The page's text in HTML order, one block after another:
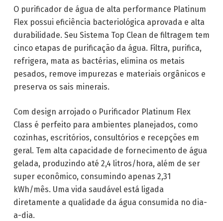
O purificador de água de alta performance Platinum
Flex possui eficiência bacteriológica aprovada e alta
durabilidade. Seu Sistema Top Clean de filtragem tem
cinco etapas de purificação da água. Filtra, purifica,
refrigera, mata as bactérias, elimina os metais
pesados, remove impurezas e materiais orgânicos e
preserva os sais minerais.
Com design arrojado o Purificador Platinum Flex
Class é perfeito para ambientes planejados, como
cozinhas, escritórios, consultórios e recepções em
geral. Tem alta capacidade de fornecimento de água
gelada, produzindo até 2,4 litros/hora, além de ser
super econômico, consumindo apenas 2,31
kWh/mês. Uma vida saudável está ligada
diretamente a qualidade da água consumida no dia-
a-dia.